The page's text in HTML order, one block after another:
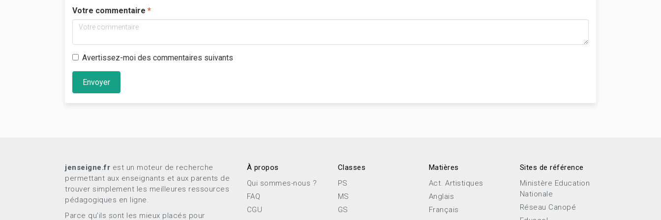
Votre commentaire
Avertissez-moi des commentaires suivants
Envoyer
jenseigne.fr est un moteur de recherche
permettant aux enseignants et aux parents de
trouver simplement les meilleures ressources
pédagogiques en ligne.
Parce qu’ils sont les mieux placés pour
À propos
Qui sommes-nous ?
FAQ
CGU
Classes
PS
MS
GS
Matières
Act. Artistiques
Anglais
Français
Sites de référence
Ministère Education
Nationale
Réseau Canopé